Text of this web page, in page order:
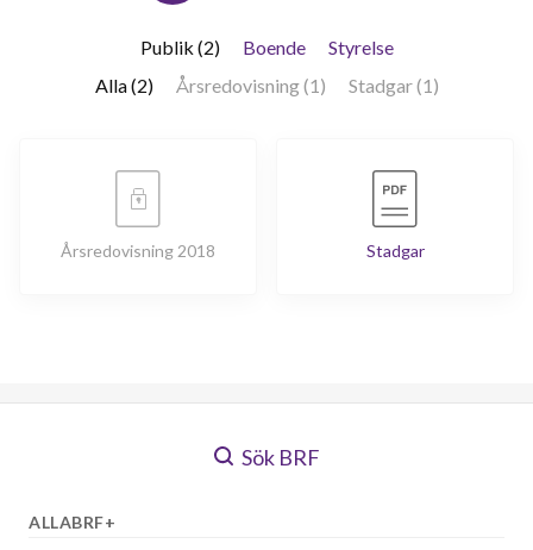
Publik (2) Boende
Styrelse
Alla (2)
Årsredovisning (1) Stadgar (1)
Årsredovisning 2018 Stadgar
Sök BRF
ALLABRF+